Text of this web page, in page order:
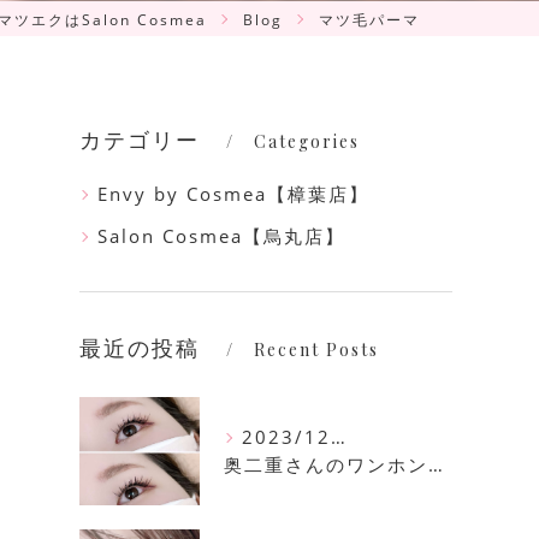
ツエクはSalon Cosmea Blog マツ毛パーマ
カテゴリー Categories
Envy by Cosmea【樟葉店】
Salon Cosmea【烏丸店】
最近の投稿 Recent Posts
2023/12/16
奥二重さんのワンホンマツエク